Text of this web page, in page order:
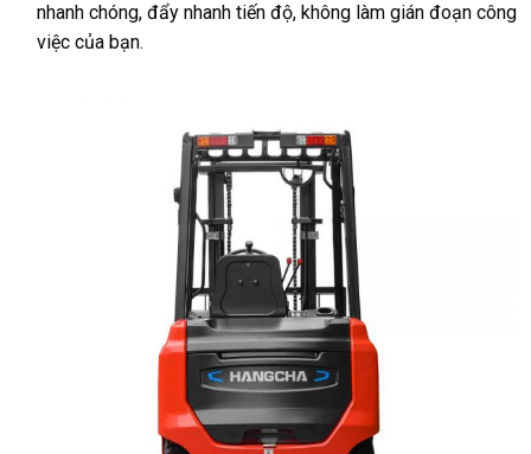
nhanh chóng, đẩy nhanh tiến độ, không làm gián đoạn công
việc của bạn.